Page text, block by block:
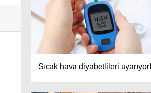
Sıcak hava diyabetlileri uyarıyor!